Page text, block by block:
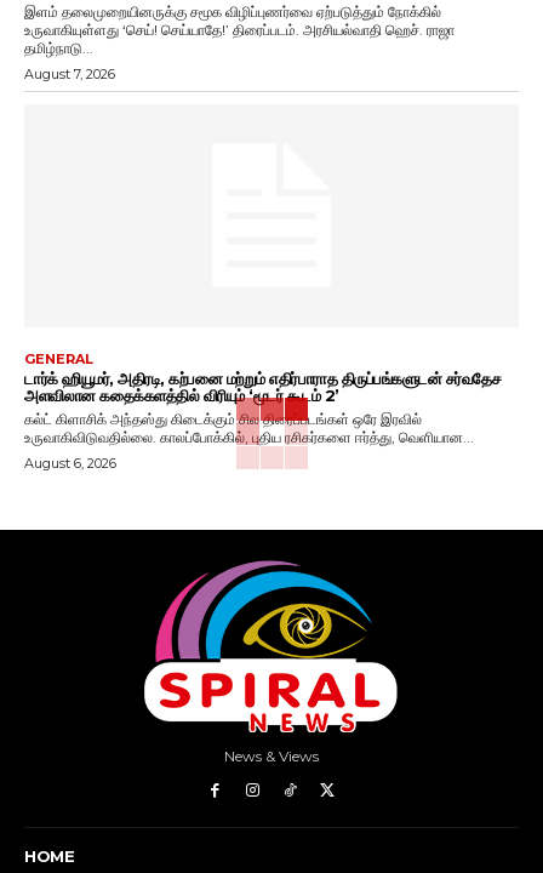
இளம் தலைமுறையினருக்கு சமூக விழிப்புணர்வை ஏற்படுத்தும் நோக்கில்
உருவாகியுள்ளது ‘செய்! செய்யாதே!’ திரைப்படம். அரசியல்வாதி ஹெச். ராஜா
தமிழ்நாடு...
August 7, 2026
GENERAL
டார்க் ஹியூமர், அதிரடி, கற்பனை மற்றும் எதிர்பாராத திருப்பங்களுடன் சர்வதேச
அளவிலான கதைக்களத்தில் விரியும் ‘மூடர் கூடம் 2’
கல்ட் கிளாசிக் அந்தஸ்து கிடைக்கும் சில திரைப்படங்கள் ஒரே இரவில்
உருவாகிவிடுவதில்லை. காலப்போக்கில், புதிய ரசிகர்களை ஈர்த்து, வெளியான...
August 6, 2026
News & Views
HOME